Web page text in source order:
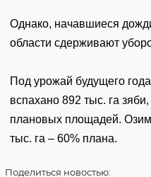
Однако, начавшиеся
области сдерживают
Под урожай будущего
вспахано 892 тыс. га
плановых площадей.
тыс. га – 60% плана.
Поделиться новостью: